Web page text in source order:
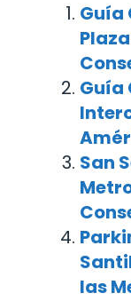
Guía
Guía
San
las